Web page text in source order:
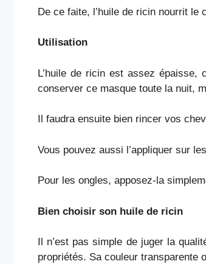
De ce faite, l’huile de ricin nourrit
Utilisation
L’huile de ricin est assez épaisse,
conserver ce masque toute la nuit,
Il faudra ensuite bien rincer vos
Vous pouvez aussi l’appliquer sur
Pour les ongles, apposez-la
Bien choisir son huile de ricin
Il n’est pas simple de juger la
propriétés. Sa couleur transparente